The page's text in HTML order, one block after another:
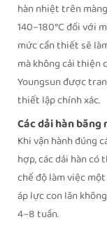
hàn nhiệt trên
140–180°C đối với
mức cần thiết sẽ
mà không cải thiện
Youngsun được
thiết lập chính xác.
Các dải hàn
Khi vận hành đúng
hợp, các dải hàn
chế độ làm việc
áp lực con lăn
4–8 tuần.